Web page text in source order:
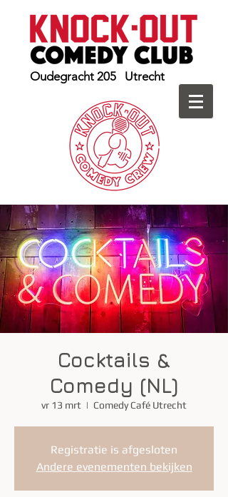
Oudegracht 205 Utrecht
Cocktails &
Comedy (NL)
vr 13 mrt
  |
Comedy Café Utrecht
Registratie is afgesloten
Andere evenementen bekijken